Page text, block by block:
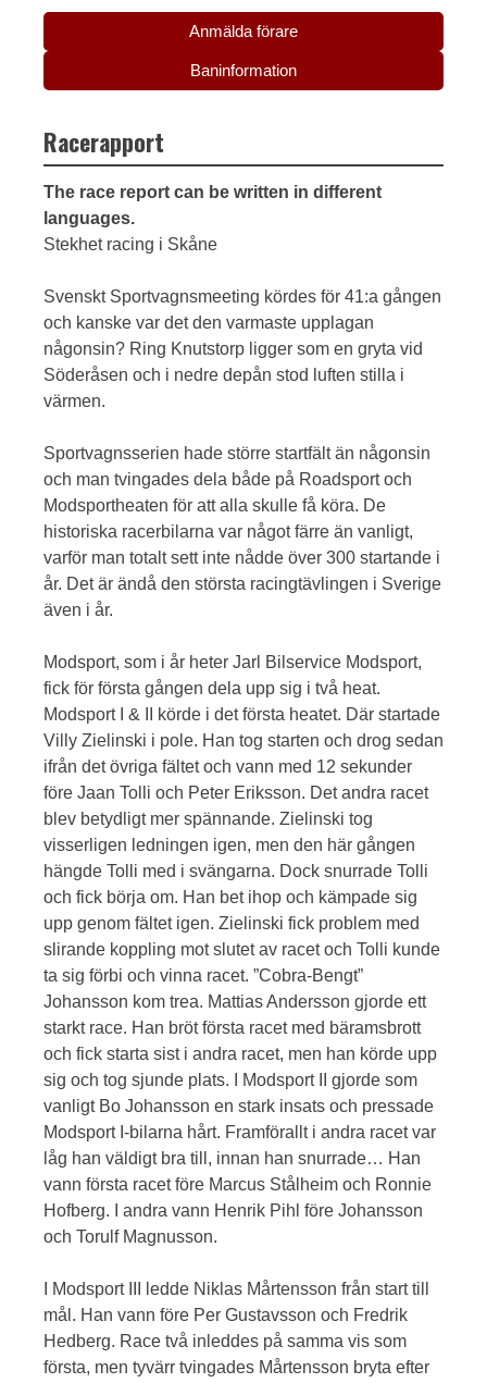
Anmälda förare
Baninformation
Racerapport
The race report can be written in different
languages.
Stekhet racing i Skåne
Svenskt Sportvagnsmeeting kördes för 41:a gången
och kanske var det den varmaste upplagan
någonsin? Ring Knutstorp ligger som en gryta vid
Söderåsen och i nedre depån stod luften stilla i
värmen.
Sportvagnsserien hade större startfält än någonsin
och man tvingades dela både på Roadsport och
Modsportheaten för att alla skulle få köra. De
historiska racerbilarna var något färre än vanligt,
varför man totalt sett inte nådde över 300 startande i
år. Det är ändå den största racingtävlingen i Sverige
även i år.
Modsport, som i år heter Jarl Bilservice Modsport,
fick för första gången dela upp sig i två heat.
Modsport I & II körde i det första heatet. Där startade
Villy Zielinski i pole. Han tog starten och drog sedan
ifrån det övriga fältet och vann med 12 sekunder
före Jaan Tolli och Peter Eriksson. Det andra racet
blev betydligt mer spännande. Zielinski tog
visserligen ledningen igen, men den här gången
hängde Tolli med i svängarna. Dock snurrade Tolli
och fick börja om. Han bet ihop och kämpade sig
upp genom fältet igen. Zielinski fick problem med
slirande koppling mot slutet av racet och Tolli kunde
ta sig förbi och vinna racet. ”Cobra-Bengt”
Johansson kom trea. Mattias Andersson gjorde ett
starkt race. Han bröt första racet med bäramsbrott
och fick starta sist i andra racet, men han körde upp
sig och tog sjunde plats. I Modsport II gjorde som
vanligt Bo Johansson en stark insats och pressade
Modsport I-bilarna hårt. Framförallt i andra racet var
låg han väldigt bra till, innan han snurrade… Han
vann första racet före Marcus Stålheim och Ronnie
Hofberg. I andra vann Henrik Pihl före Johansson
och Torulf Magnusson.
I Modsport III ledde Niklas Mårtensson från start till
mål. Han vann före Per Gustavsson och Fredrik
Hedberg. Race två inleddes på samma vis som
första, men tyvärr tvingades Mårtensson bryta efter